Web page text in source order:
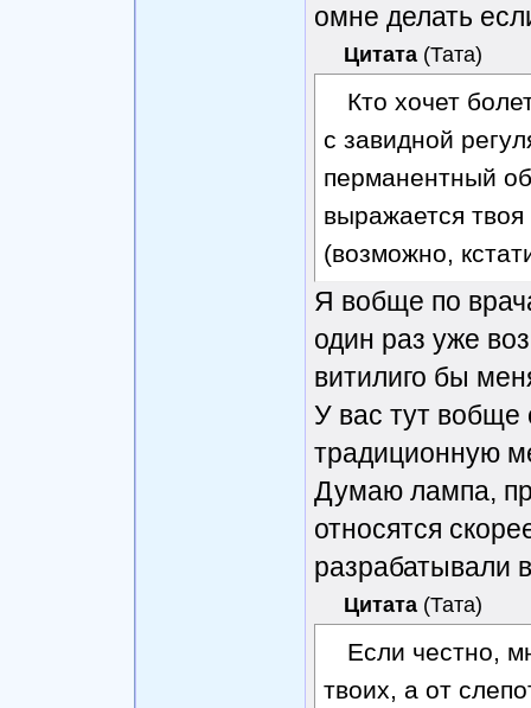
омне делать
Цитата (Тата)
Кто хочет
с завидной
перманентный
выражается
(возможно,
Я вобще по
один раз уже
витилиго бы
У вас тут вобще
традиционную
Думаю лампа,
относятся
разрабатывали
Цитата (Тата)
Если честно,
твоих, а от